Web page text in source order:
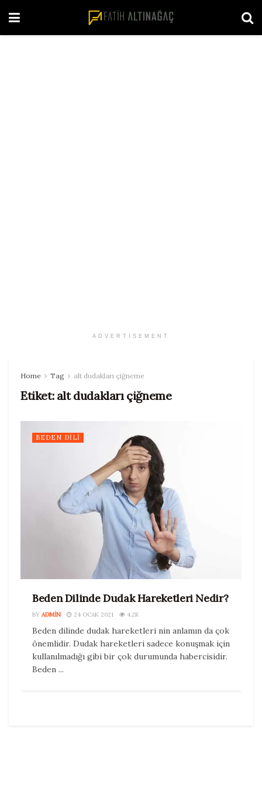
ADVERTISEMENT
Home Tag alt dudakları çiğneme
Etiket: alt dudakları çiğneme
BEDEN DILI
Beden Dilinde Dudak Hareketleri Nedir?
BY ADMIN 24 OCAK 2021 4.2K
Beden dilinde dudak hareketleri nin anlamın da çok
önemlidir. Dudak hareketleri sadece konuşmak için
kullanılmadığı gibi bir çok durumunda habercisidir.
Beden ...